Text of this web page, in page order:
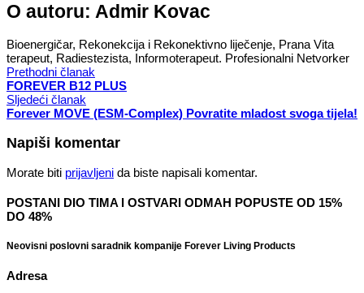
O autoru: Admir Kovac
Bioenergičar, Rekonekcija i Rekonektivno liječenje, Prana Vita
terapeut, Radiestezista, Informoterapeut. Profesionalni Netvorker
Prethodni članak
FOREVER B12 PLUS
Sljedeći članak
Forever MOVE (ESM-Complex) Povratite mladost svoga tijela!
Napiši komentar
Morate biti prijavljeni da biste napisali komentar.
POSTANI DIO TIMA I OSTVARI ODMAH POPUSTE OD 15%
DO 48%
Neovisni poslovni saradnik kompanije Forever Living Products
Adresa